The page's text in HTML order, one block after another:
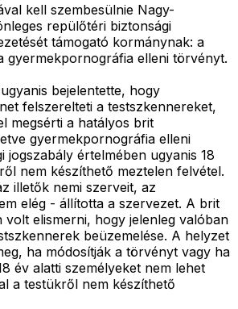
kell szembesülnie Nagy-
repülőtéri biztonsági
támogató kormánynak: a
gyermekpornográfia elleni törvényt.
bejelentette, hogy
felszerelteti a testszkennereket,
megsérti a hatályos brit
gyermekpornográfia elleni
jogszabály értelmében ugyanis 18
nem készíthető meztelen felvétel.
illetők nemi szerveit, az
elég - állította a szervezet. A brit
elismerni, hogy jelenleg valóban
beüzemelése. A helyzet
ha módosítják a törvényt vagy ha
év alatti személyeket nem lehet
a testükről nem készíthető